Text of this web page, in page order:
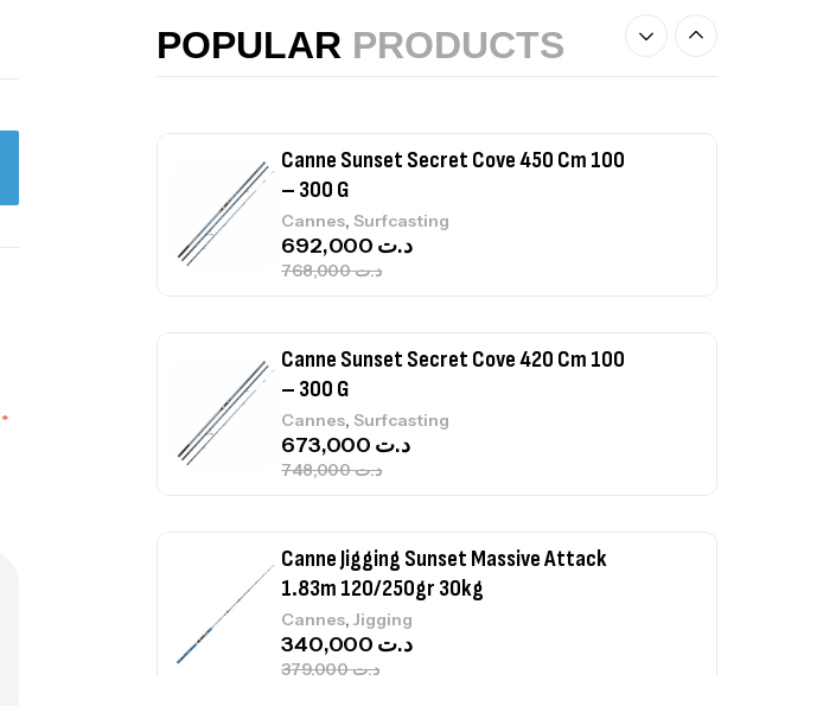
*
POPULAR PRODUCTS
د.ت215,000
Canne Sunset Secret Cove 450 Cm 100
– 300 G
Cannes, Surfcasting
د.ت768,000
د.ت
Canne Sunset Secret Cove 420 Cm 100
– 300 G
Cannes, Surfcasting
د.ت748,000
د.ت
Canne Jigging Sunset Massive Attack
1.83m 120/250gr 30kg
Cannes,Jigging
د.ت379,000
د.ت